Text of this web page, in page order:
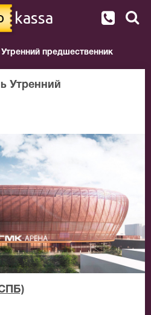
kassa
Утренний предшественник
Утренний